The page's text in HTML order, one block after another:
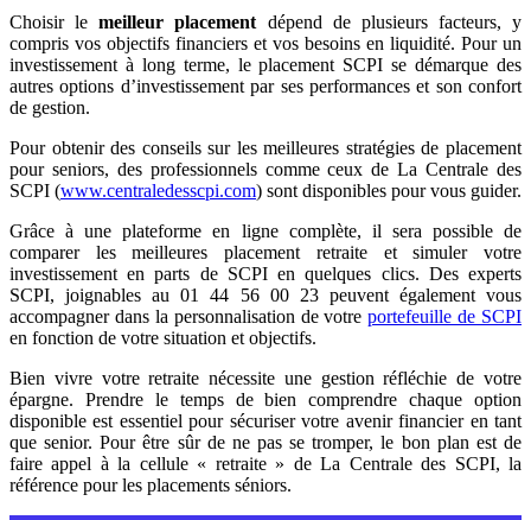
Choisir lemeilleur placement dépend de plusieurs facteurs, y
compris vos objectifs financiers et vos besoins en liquidité. Pour un
investissement à long terme, le placement SCPI se démarque des
autres options d’investissement par ses performances et son confort
de gestion.
Pour obtenir des conseils sur les meilleures stratégies de placement
pour seniors, des professionnels comme ceux de La Centrale des
SCPI (www.centraledesscpi.com) sont disponibles pour vous guider.
Grâce à une plateforme en ligne complète, il sera possible de
comparer les meilleures placement retraite et simuler votre
investissement en parts de SCPI en quelques clics. Des experts
SCPI, joignables au 01 44 56 00 23 peuvent également vous
accompagner dans la personnalisation de votreportefeuille de SCPI
en fonction de votre situation et objectifs.
Bien vivre votre retraite nécessite une gestion réfléchie de votre
épargne. Prendre le temps de bien comprendre chaque option
disponible est essentiel pour sécuriser votre avenir financier en tant
que senior. Pour être sûr de ne pas se tromper, le bon plan est de
faire appel à la cellule « retraite » de La Centrale des SCPI, la
référence pour les placements séniors.